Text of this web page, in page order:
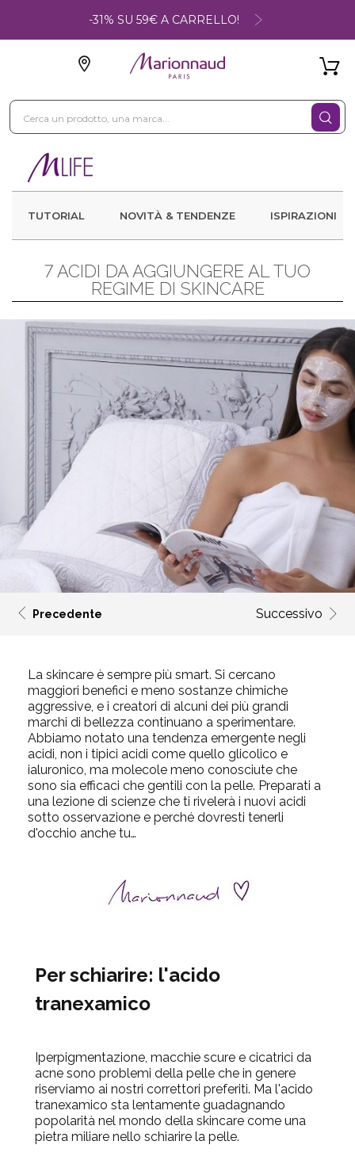
-31% SU 59€ A CARRELLO!
TUTORIAL NOVITÀ & TENDENZE ISPIRAZIONI
7 ACIDI DA AGGIUNGERE AL TUO
REGIME DI SKINCARE
Precedente Successivo
La skincare è sempre più smart. Si cercano
maggiori benefici e meno sostanze chimiche
aggressive, e i creatori di alcuni dei più grandi
marchi di bellezza continuano a sperimentare.
Abbiamo notato una tendenza emergente negli
acidi, non i tipici acidi come quello glicolico e
ialuronico, ma molecole meno conosciute che
sono sia efficaci che gentili con la pelle. Preparati a
una lezione di scienze che ti rivelerà i nuovi acidi
sotto osservazione e perché dovresti tenerli
d'occhio anche tu…
Per schiarire: l'acido
tranexamico
Iperpigmentazione, macchie scure e cicatrici da
acne sono problemi della pelle che in genere
riserviamo ai nostri correttori preferiti. Ma l'acido
tranexamico sta lentamente guadagnando
popolarità nel mondo della skincare come una
pietra miliare nello schiarire la pelle.